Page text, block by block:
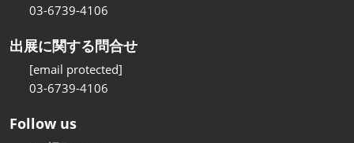
03-6739-4106
出展に関する問合せ
[email protected]
03-6739-4106
Follow us